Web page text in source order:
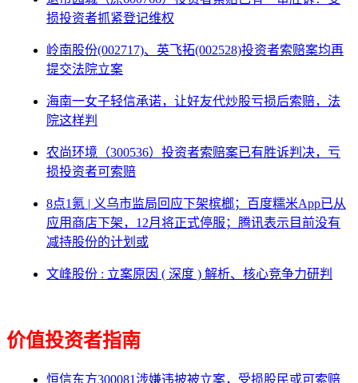
损投资者抓紧登记维权
岭南股份(002717)、英飞拓(002528)投资者索赔案均再
提交法院立案
海南一女子轻信承诺，让好友代炒股亏损后索赔，法
院这样判
农尚环境（300536）投资者索赔案已有胜诉判决，亏
损投资者可索赔
8点1氪 | 义乌市监局回应下架槟榔；百度糯米App已从
应用商店下架，12月将正式停服；腾讯表示目前没有
减持股份的计划或
文峰股份 : 立案原因 ( 深度 ) 解析、核心竞争力研判
价值投资者指南
恒信东方300081涉嫌违披被立案，受损股民或可索赔